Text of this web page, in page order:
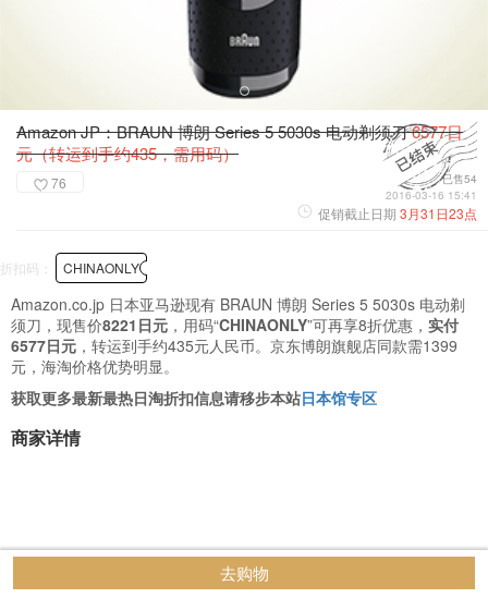
Amazon JP：BRAUN 博朗 Series 5 5030s 电动剃须刀6577日
元（转运到手约435，需用码）
76
已售54
2016-03-16 15:41
促销截止日期 3月31日23点
折扣码： CHINAONLY
Amazon.co.jp 日本亚马逊现有 BRAUN 博朗 Series 5 5030s 电动剃
须刀，现售价8221日元 ，用码“CHINAONLY”可再享8折优惠， 实付
6577日元 ，转运到手约435元人民币。京东博朗旗舰店同款需1399
元，海淘价格优势明显。
获取更多最新最热日淘折扣信息请移步本站日本馆专区
商家详情
去购物